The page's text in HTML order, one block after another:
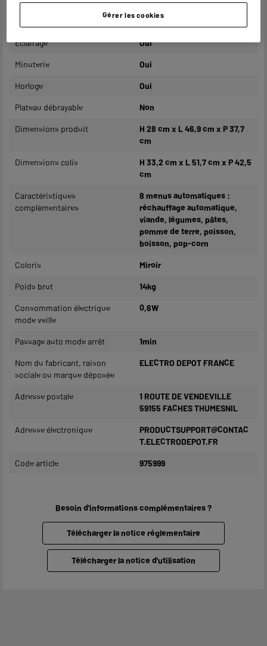
Éclairage Oui
Minuterie Oui
Horloge Oui
Plateau débrayable Non
Dimensions produit
H 28 cm x L 46,9 cm x P 37,7
cm
Dimensions colis
H 33,2 cm x L 51,7 cm x P 42,5
cm
Caractéristiques
complémentaires
8 menus automatiques :
réchauffage automatique,
viande, légumes, pâtes,
pomme de terre, poisson,
boisson, pop-corn
Coloris Miroir
Poids brut 14kg
Consommation électrique
mode veille
0,6W
Passage auto mode arrêt 1min
Nom du fabricant, raison
sociale ou marque déposée
ELECTRO DEPOT FRANCE
Adresse postale
1 ROUTE DE VENDEVILLE
59155 FACHES THUMESNIL
Adresse électronique
PRODUCTSUPPORT@CONTAC
T.ELECTRODEPOT.FR
Code article 975999
Besoin d'informations complémentaires ?
Télécharger la notice réglementaire
Télécharger la notice d'utilisation
Gérer les cookies